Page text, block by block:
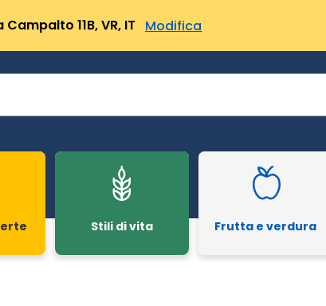
11B, VR, IT Modifica
Stili di vita Frutta e verdura